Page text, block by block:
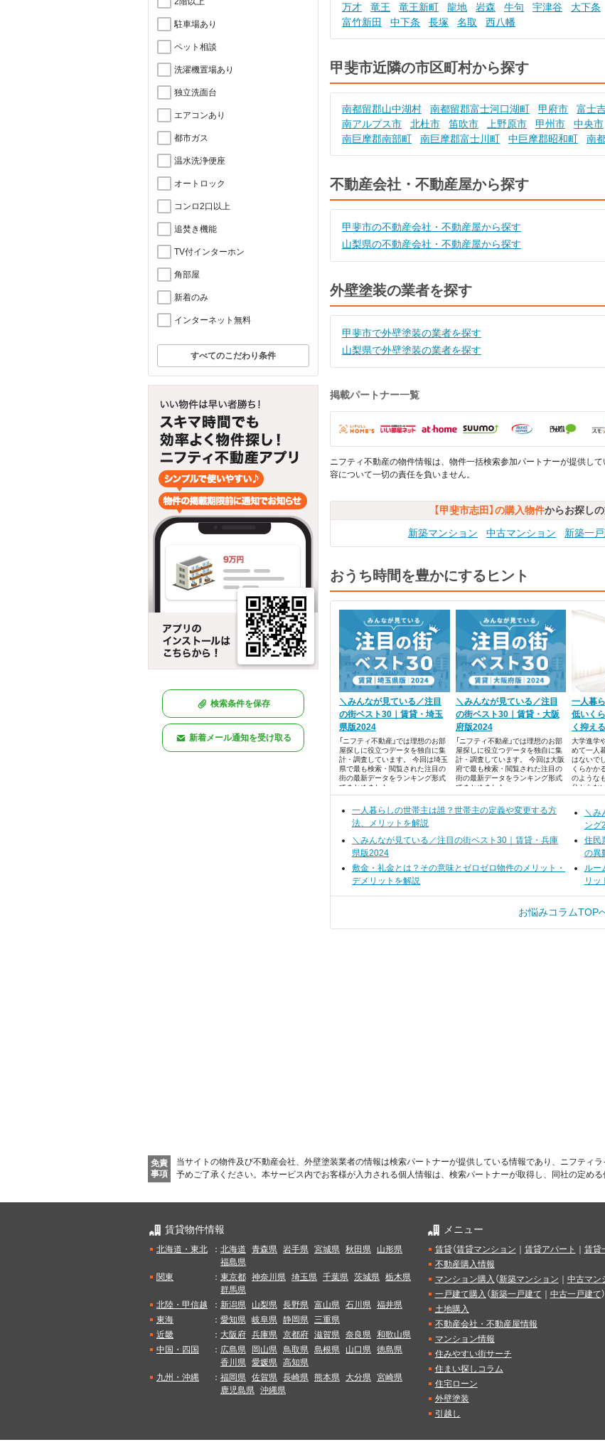
駐車場あり
ペット相談
洗濯機置場あり
独立洗面台
エアコンあり
都市ガス
温水洗浄便座
オートロック
コンロ2口以上
追焚き機能
TV付インターホン
角部屋
新着のみ
インターネット無料
すべてのこだわり条件
検索条件を保存
新着メール通知を受け取る
万才 竜王 竜王新町 龍地 岩森 牛句 宇津谷 大下条
富竹新田
中下条 長塚 名取 西八幡
甲斐市近隣の市区町村から探す
南都留郡山中湖村 南都留郡富士河口湖町 甲府市 富士
南アルプス市
北杜市 笛吹市 上野原市 甲州市 中央市
南巨摩郡南部町
南巨摩郡富士川町 中巨摩郡昭和町 南
不動産会社・不動産屋から探す
甲斐市の不動産会社・不動産屋から探す
山梨県の不動産会社・不動産屋から探す
外壁塗装の業者を探す
甲斐市で外壁塗装の業者を探す
山梨県で外壁塗装の業者を探す
掲載パートナー一覧
ニフティ不動産の物件情報は、物件一括検索参加パートナーが提供し
容について一切の責任を負いません。
【甲斐市志田】の購入物件からお探し
新築マンション
中古マンション 新築一
おうち時間を豊かにするヒント
＼みんなが見ている／注目
の街ベスト30｜賃貸・埼玉
県版2024
「ニフティ不動産」では理想のお部
屋探しに役立つデータを独自に集
計・調査しています。 今回は埼玉
県で最も検索・閲覧された注目の
街の最新データをランキング形式
でまとめました。
＼みんなが見ている／注目
の街ベスト30｜賃貸・大阪
府版2024
「ニフティ不動産」では理想のお部
屋探しに役立つデータを独自に集
計・調査しています。 今回は大阪
府で最も検索・閲覧された注目の
街の最新データをランキング形式
でまとめました。
一人暮
低いく
く抑え
大学進学
めて一人
はないで
くらかか
のような
分からな
ている人
一人暮らしの世帯主は誰？世帯主の定義や変更する方
法、メリットを解説
＼み
ング
＼みんなが見ている／注目の街ベスト30｜賃貸・兵庫
県版2024
住民
の異
敷金・礼金とは？その意味とゼロゼロ物件のメリット・
デメリットを解説
ルー
リッ
お悩みコラムTOP
免責
事項
当サイトの物件及び不動産会社、外壁塗装業者の情報は検索パートナーが提供している情報であり、ニフティ
予めご了承ください。 本サービス内でお客様が入力される個人情報は、検索パートナーが取得し、同社の定める
賃貸物件情報
北海道・東北 ： 北海道 青森県 岩手県 宮城県 秋田県
山形県
福島県
関東
： 東京都 神奈川県 埼玉県 千葉県 茨城県 栃木県
群馬県
北陸・甲信越
： 新潟県 山梨県 長野県 富山県 石川県 福井県
東海
： 愛知県 岐阜県 静岡県 三重県
近畿
： 大阪府 兵庫県 京都府 滋賀県 奈良県 和歌山県
中国・四国
： 広島県 岡山県 鳥取県 島根県 山口県 徳島県
香川県 愛媛県 高知県
九州・沖縄
： 福岡県 佐賀県 長崎県 熊本県 大分県 宮崎県
鹿児島県 沖縄県
メニュー
賃貸（賃貸マンション 賃貸アパート 賃貸
不動産購入情報
マンション購入 （新築マンション 中古マン
一戸建て購入 （新築一戸建て 中古一戸建て）
土地購入
不動産会社・不動産屋情報
マンション情報
住みやすい街サーチ
住まい探しコラム
住宅ローン
外壁塗装
引越し